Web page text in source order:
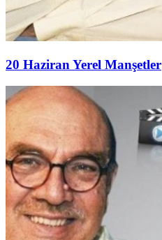
20 Haziran Yerel Manşetler